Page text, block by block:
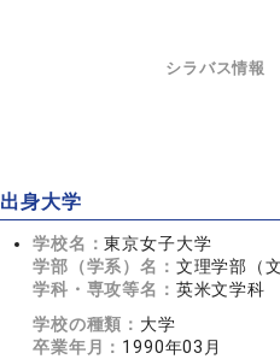
シラバス情報
出身大学
学校名：東京女子大学
学部（学系）名： 文理学部（
学科・専攻等名： 英米文学科
学校の種類： 大学
卒業年月： 1990年03月